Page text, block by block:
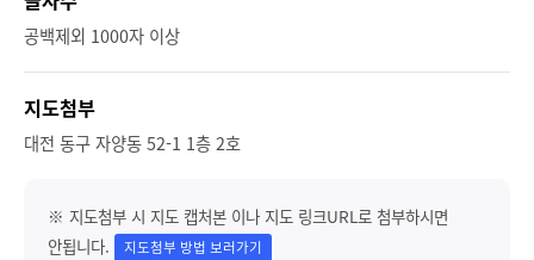
공백제외 1000자 이상
지도첨부
대전 동구 자양동 52-1 1층 2호
※ 지도첨부 시 지도 캡처본 이나 지도 링크URL로 첨부하시면
안됩니다.
지도첨부 방법 보러가기